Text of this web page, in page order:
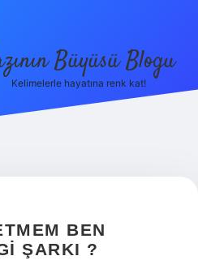
Büyüsü Blogu
Kelimelerle hayatına renk kat!
BEN
ŞARKI ?